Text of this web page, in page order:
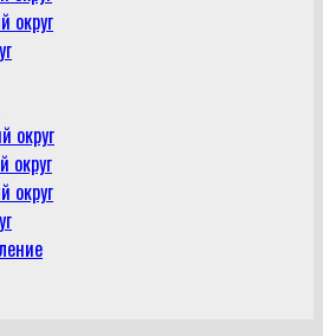
округ
округ
округ
округ